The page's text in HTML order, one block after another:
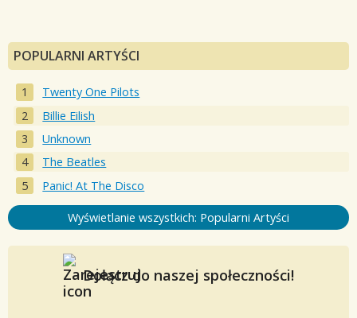
POPULARNI ARTYŚCI
Twenty One Pilots
Billie Eilish
Unknown
The Beatles
Panic! At The Disco
Wyświetlanie wszystkich: Popularni Artyści
Dołącz do naszej społeczności!